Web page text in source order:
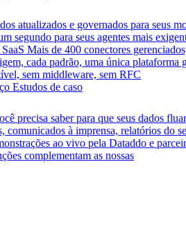
atualizados e governados para seus
segundo para seus agentes mais
Mais de 400 conectores
cada padrão, uma única plataforma
sem middleware, sem RFC
Estudos de caso
precisa saber para que seus dados
comunicados à imprensa, relatórios do
ao vivo pela Dataddo e
complementam as nossas